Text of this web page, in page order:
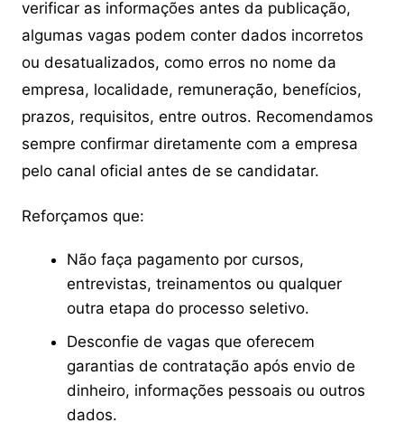
verificar as informações antes da publicação,
algumas vagas podem conter dados incorretos
ou desatualizados, como erros no nome da
empresa, localidade, remuneração, benefícios,
prazos, requisitos, entre outros. Recomendamos
sempre confirmar diretamente com a empresa
pelo canal oficial antes de se candidatar.
Reforçamos que:
Não faça pagamento por cursos,
entrevistas, treinamentos ou qualquer
outra etapa do processo seletivo.
Desconfie de vagas que oferecem
garantias de contratação após envio de
dinheiro, informações pessoais ou outros
dados.